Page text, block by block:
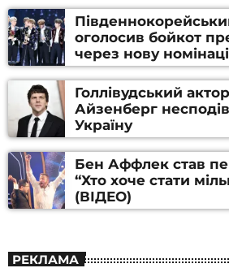
оголосив бойкот
через нову
Голлівудський
Айзенберг
Україну
Бен Аффлек став
“Хто хоче стати
(ВІДЕО)
РЕКЛАМА